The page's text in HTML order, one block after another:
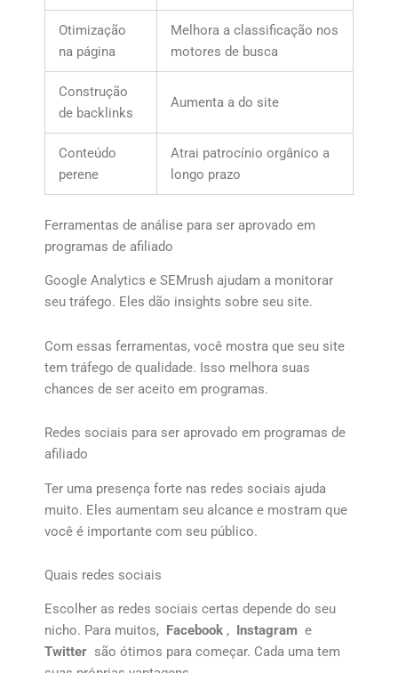
Otimização
na página
Melhora a classificação nos
motores de busca
Construção
de backlinks
Aumenta a do site
Conteúdo
perene
Atrai patrocínio orgânico a
longo prazo
Ferramentas de análise para ser aprovado em
programas de afiliado
Google Analytics e SEMrush ajudam a monitorar
seu tráfego. Eles dão insights sobre seu site.
Com essas ferramentas, você mostra que seu site
tem tráfego de qualidade. Isso melhora suas
chances de ser aceito em programas.
Redes sociais para ser aprovado em programas de
afiliado
Ter uma presença forte nas redes sociais ajuda
muito. Eles aumentam seu alcance e mostram que
você é importante com seu público.
Quais redes sociais
Escolher as redes sociais certas depende do seu
nicho. Para muitos,
Facebook , Instagram e
Twitter são ótimos para começar. Cada uma tem